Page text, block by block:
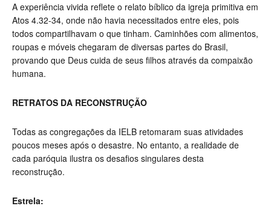
A experiência vivida reflete o relato bíblico da igreja primitiva em
Atos 4.32-34, onde não havia necessitados entre eles, pois
todos compartilhavam o que tinham. Caminhões com alimentos,
roupas e móveis chegaram de diversas partes do Brasil,
provando que Deus cuida de seus filhos através da compaixão
humana.
RETRATOS DA RECONSTRUÇÃO
Todas as congregações da IELB retomaram suas atividades
poucos meses após o desastre. No entanto, a realidade de
cada paróquia ilustra os desafios singulares desta
reconstrução.
Estrela: